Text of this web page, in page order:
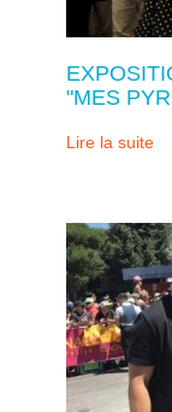
"MES
Lire la suite